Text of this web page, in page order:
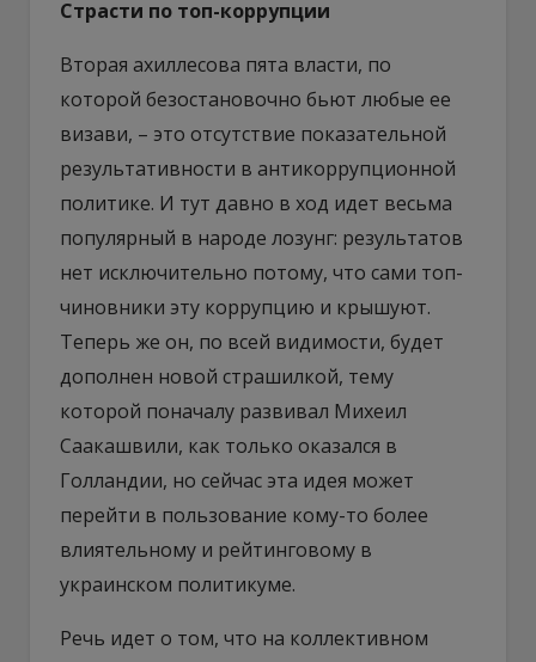
Страсти по топ-коррупции
Вторая ахиллесова пята власти, по
которой безостановочно бьют любые ее
визави, – это отсутствие показательной
результативности в антикоррупционной
политике. И тут давно в ход идет весьма
популярный в народе лозунг: результатов
нет исключительно потому, что сами топ-
чиновники эту коррупцию и крышуют.
Теперь же он, по всей видимости, будет
дополнен новой страшилкой, тему
которой поначалу развивал Михеил
Саакашвили, как только оказался в
Голландии, но сейчас эта идея может
перейти в пользование кому-то более
влиятельному и рейтинговому в
украинском политикуме.
Речь идет о том, что на коллективном